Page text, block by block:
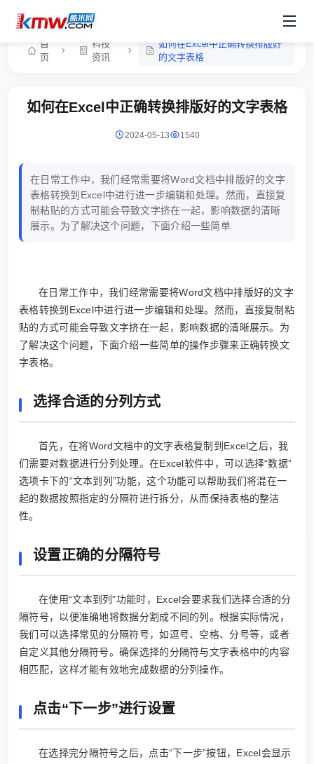
首
页
科技
资讯
如何在Excel中正确转换排版好
的文字表格
如何在Excel中正确转换排版好的文字表格
2024-05-13 1540
在日常工作中，我们经常需要将Word文档中排版好的文字
表格转换到Excel中进行进一步编辑和处理。然而，直接复
制粘贴的方式可能会导致文字挤在一起，影响数据的清晰
展示。为了解决这个问题，下面介绍一些简单
在日常工作中，我们经常需要将Word文档中排版好的文字
表格转换到Excel中进行进一步编辑和处理。然而，直接复制粘
贴的方式可能会导致文字挤在一起，影响数据的清晰展示。为
了解决这个问题，下面介绍一些简单的操作步骤来正确转换文
字表格。
选择合适的分列方式
首先，在将Word文档中的文字表格复制到Excel之后，我
们需要对数据进行分列处理。在Excel软件中，可以选择“数据”
选项卡下的“文本到列”功能，这个功能可以帮助我们将混在一
起的数据按照指定的分隔符进行拆分，从而保持表格的整洁
性。
设置正确的分隔符号
在使用“文本到列”功能时，Excel会要求我们选择合适的分
隔符号，以便准确地将数据分割成不同的列。根据实际情况，
我们可以选择常见的分隔符号，如逗号、空格、分号等，或者
自定义其他分隔符号。确保选择的分隔符与文字表格中的内容
相匹配，这样才能有效地完成数据的分列操作。
点击“下一步”进行设置
在选择完分隔符号之后，点击“下一步”按钮，Excel会显示